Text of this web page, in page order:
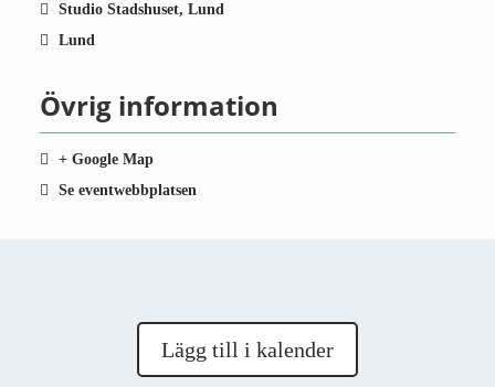
Studio Stadshuset, Lund
Lund
Övrig information
+ Google Map
Se eventwebbplatsen
Lägg till i kalender